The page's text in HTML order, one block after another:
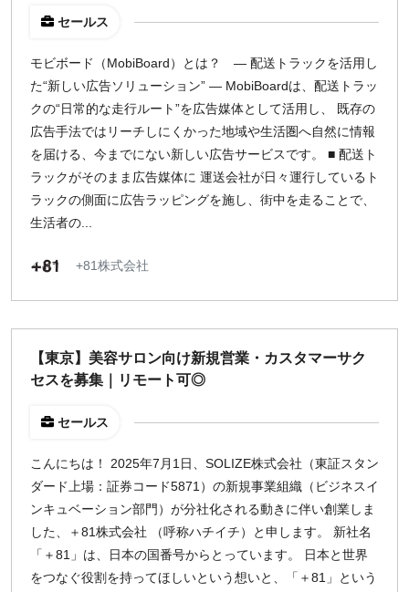
名古屋
福岡
募集状況
募集中のみ表示
時給
指定なし 検索
セールス
モビボード（MobiBoard）とは？ ― 配送トラックを活用し
た“新しい広告ソリューション” ― MobiBoardは、配送トラッ
クの“日常的な走行ルート”を広告媒体として活用し、 既存の
広告手法ではリーチしにくかった地域や生活圏へ自然に情報
を届ける、今までにない新しい広告サービスです。 ■ 配送ト
ラックがそのまま広告媒体に 運送会社が日々運行しているト
ラックの側面に広告ラッピングを施し、街中を走ることで、
生活者の...
+81株式会社
【東京】美容サロン向け新規営業・カスタマーサク
セスを募集｜リモート可◎
セールス
こんにちは！ 2025年7月1日、SOLIZE株式会社（東証スタン
ダード上場：証券コード5871）の新規事業組織（ビジネスイ
ンキュベーション部門）が分社化される動きに伴い創業しま
した、＋81株式会社 （呼称ハチイチ）と申します。 新社名
「＋81」は、日本の国番号からとっています。 日本と世界
をつなぐ役割を持ってほしいという想いと、「＋81」という